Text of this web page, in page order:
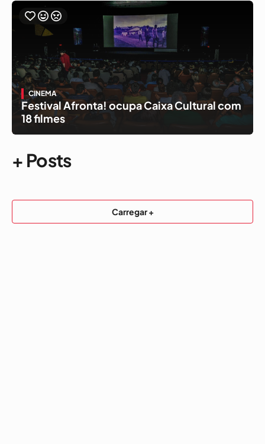
CINEMA
Festival Afronta! ocupa Caixa Cultural com
18 filmes
+ Posts
Carregar +